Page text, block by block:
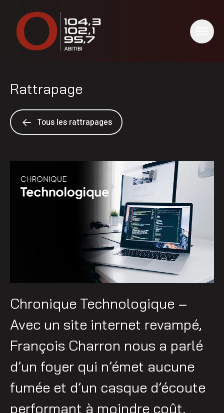
Rattrapage
Tous les rattrapages
Chronique Technologique –
Avec un site internet revampé,
François Charron nous a parlé
d’un foyer qui n’émet aucune
fumée et d’un casque d’écoute
performant à moindre coût.